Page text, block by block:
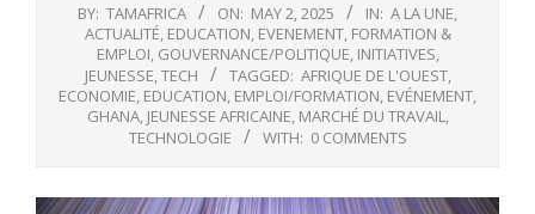
BY: TAMAFRICA ON: MAY 2, 2025 IN: A LA UNE,
ACTUALITÉ, EDUCATION, EVENEMENT, FORMATION &
EMPLOI, GOUVERNANCE/POLITIQUE, INITIATIVES,
JEUNESSE,TECH TAGGED: AFRIQUE DE L'OUEST,
ECONOMIE, EDUCATION, EMPLOI/FORMATION, EVÉNEMENT,
GHANA, JEUNESSE AFRICAINE, MARCHÉ DU TRAVAIL,
TECHNOLOGIE
WITH: 0 COMMENTS